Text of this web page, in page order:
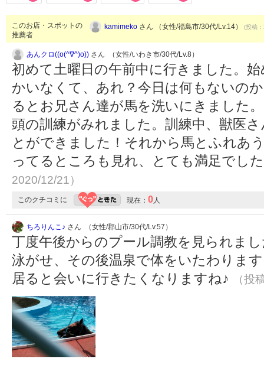
このお店・スポットの
推薦者
kamimeko さん （女性/福島市/30代/Lv.14） (投稿
あんクロ((o(^∇^)o)) さん （女性/いわき市/30代/Lv.8）
初めて土曜日の午前中に行きました。
かいなくて、あれ？今日は何もないの
るとお兄さん達が馬を洗いにきました
頭の訓練がみれました。訓練中、獣医
とができました！それから馬とふれあ
ってるところも見れ、とても満足でし
2020/12/21）
このクチコミに 現在： 0 人
ちろりんこ♪ さん （女性/郡山市/30代/Lv.57）
丁度午後からのプール調教を見られま
泳がせ、その後温泉で体をいたわりま
居ると会いに行きたくなりますね♪
（